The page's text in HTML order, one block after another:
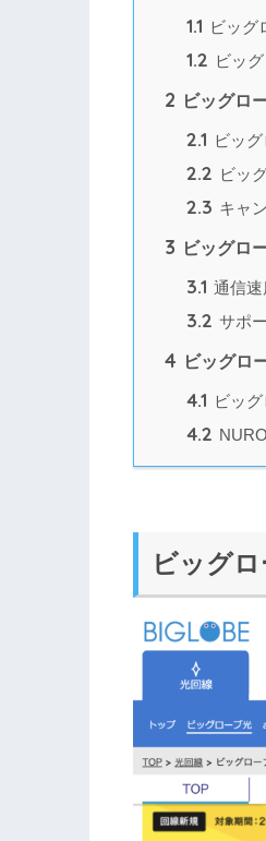
1.1 ビッグ
1.2 ビッ
2 ビッグロ
2.1 ビッ
2.2 ビッ
2.3 キャ
3 ビッグロ
3.1 通信
3.2 サポ
4 ビッグロ
4.1 ビッ
4.2
ビッグ